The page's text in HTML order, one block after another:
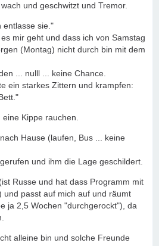
und geschwitzt und Tremor.
entlasse sie."
mir geht und dass ich von Samstag
(Montag) nicht durch bin mit dem
... nulll ... keine Chance.
ein starkes Zittern und krampfen:
Kippe rauchen.
Hause (laufen, Bus ... keine
und ihm die Lage geschildert.
Russe und hat dass Programm mit
und passt auf mich auf und räumt
ja 2,5 Wochen "durchgerockt"), da
alleine bin und solche Freunde